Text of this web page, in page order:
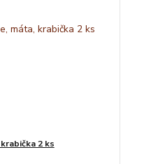
2 ks